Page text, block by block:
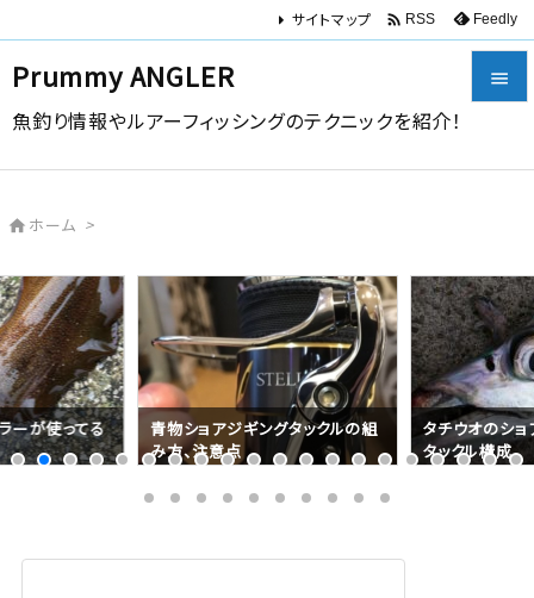
Prummy ANGLER
魚釣り情報やルアーフィッシングのテクニックを紹介！


前へ

次へ

検索
サイトマップ  RSS Feedly
 ホーム >
ーが使ってる
青物ショアジギングタックルの組
み方、注意点
タチウオのショ
タックル構成